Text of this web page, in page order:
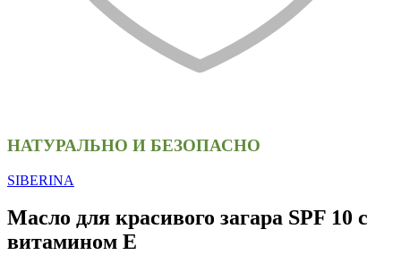
НАТУРАЛЬНО И БЕЗОПАСНО
SIBERINA
Масло для красивого загара SPF 10 с
витамином Е